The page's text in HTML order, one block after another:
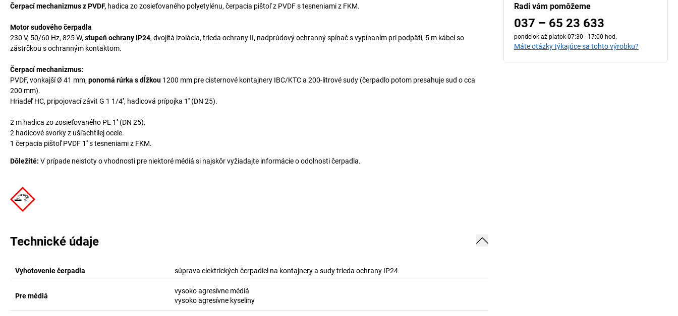
Čerpací mechanizmus z PVDF, hadica zo zosieťovaného polyetylénu, čerpacia pištoľ z PVDF s tesneniami z FKM.
Motor sudového čerpadla
230 V, 50/60 Hz, 825 W, stupeň ochrany IP24, dvojitá izolácia, trieda ochrany II, nadprúdový ochranný spínač s vypínaním pri podpätí, 5 m kábel so
zástrčkou s ochranným kontaktom.
Čerpací mechanizmus:
PVDF, vonkajší Ø 41 mm, ponorná rúrka s dĺžkou 1200 mm pre cisternové kontajnery IBC/KTC a 200-litrové sudy (čerpadlo potom presahuje sud o cca
200 mm).
Hriadeľ HC, pripojovací závit G 1 1/4'', hadicová prípojka 1'' (DN 25).
2 m hadica zo zosieťovaného PE 1'' (DN 25).
2 hadicové svorky z ušľachtilej ocele.
1 čerpacia pištoľ PVDF 1'' s tesneniami z FKM.
Dôležité: V prípade neistoty o vhodnosti pre niektoré médiá si najskôr vyžiadajte informácie o odolnosti čerpadla.
Technické údaje
Vyhotovenie čerpadla súprava elektrických čerpadiel na kontajnery a sudy trieda ochrany IP24
Pre médiá
vysoko agresívne médiá
vysoko agresívne kyseliny
Radi vám pomôžeme
037 – 65 23 633
pondelok až piatok 07:30 - 17:00 hod.
Máte otázky týkajúce sa tohto výrobku?